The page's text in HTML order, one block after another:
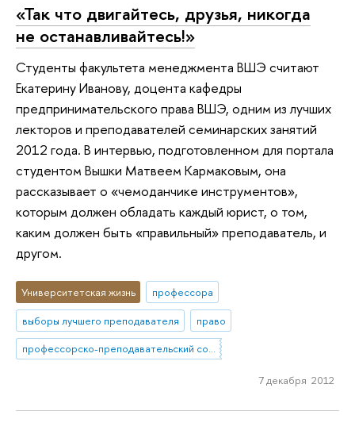
«Так что двигайтесь, друзья, никогда
не останавливайтесь!»
Студенты факультета менеджмента ВШЭ считают
Екатерину Иванову, доцента кафедры
предпринимательского права ВШЭ, одним из лучших
лекторов и преподавателей семинарских занятий
2012 года. В интервью, подготовленном для портала
студентом Вышки Матвеем Кармаковым, она
рассказывает о «чемоданчике инструментов»,
которым должен обладать каждый юрист, о том,
каким должен быть «правильный» преподаватель, и
другом.
Университетская жизнь
профессора
выборы лучшего преподавателя
право
профессорско-преподавательский состав
7 декабря 2012